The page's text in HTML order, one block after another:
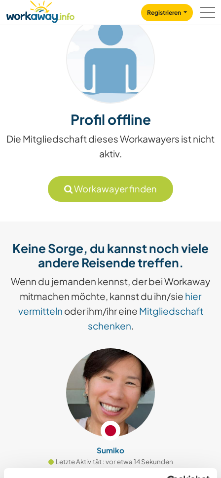
CONTENT
MAIN NAVIGATION
Registrieren
Profil offline
Die Mitgliedschaft dieses Workawayers ist nicht
aktiv.
Workawayer finden
Keine Sorge, du kannst noch viele
andere Reisende treffen.
Wenn du jemanden kennst, der bei Workaway
mitmachen möchte, kannst du ihn/sie hier
vermitteln oder ihm/ihr eine Mitgliedschaft
schenken
Sumiko
Letzte Aktivität : vor etwa 14 Sekunden